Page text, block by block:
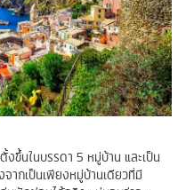
ขึ้นในบรรดา 5 หมู่บ้าน และเป็น
ากเป็นเพียงหมู่บ้านเดียวที่มี